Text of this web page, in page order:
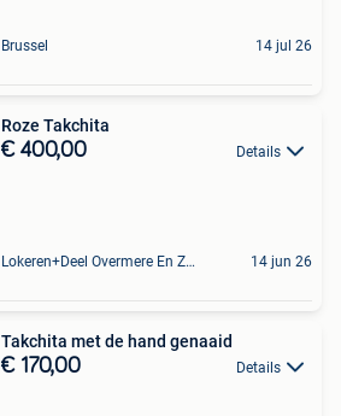
Brussel 14 jul 26
Roze Takchita
€ 400,00 Details
Lokeren+Deel Overmere En Zele 14 jun 26
Takchita met de hand genaaid
€ 170,00 Details